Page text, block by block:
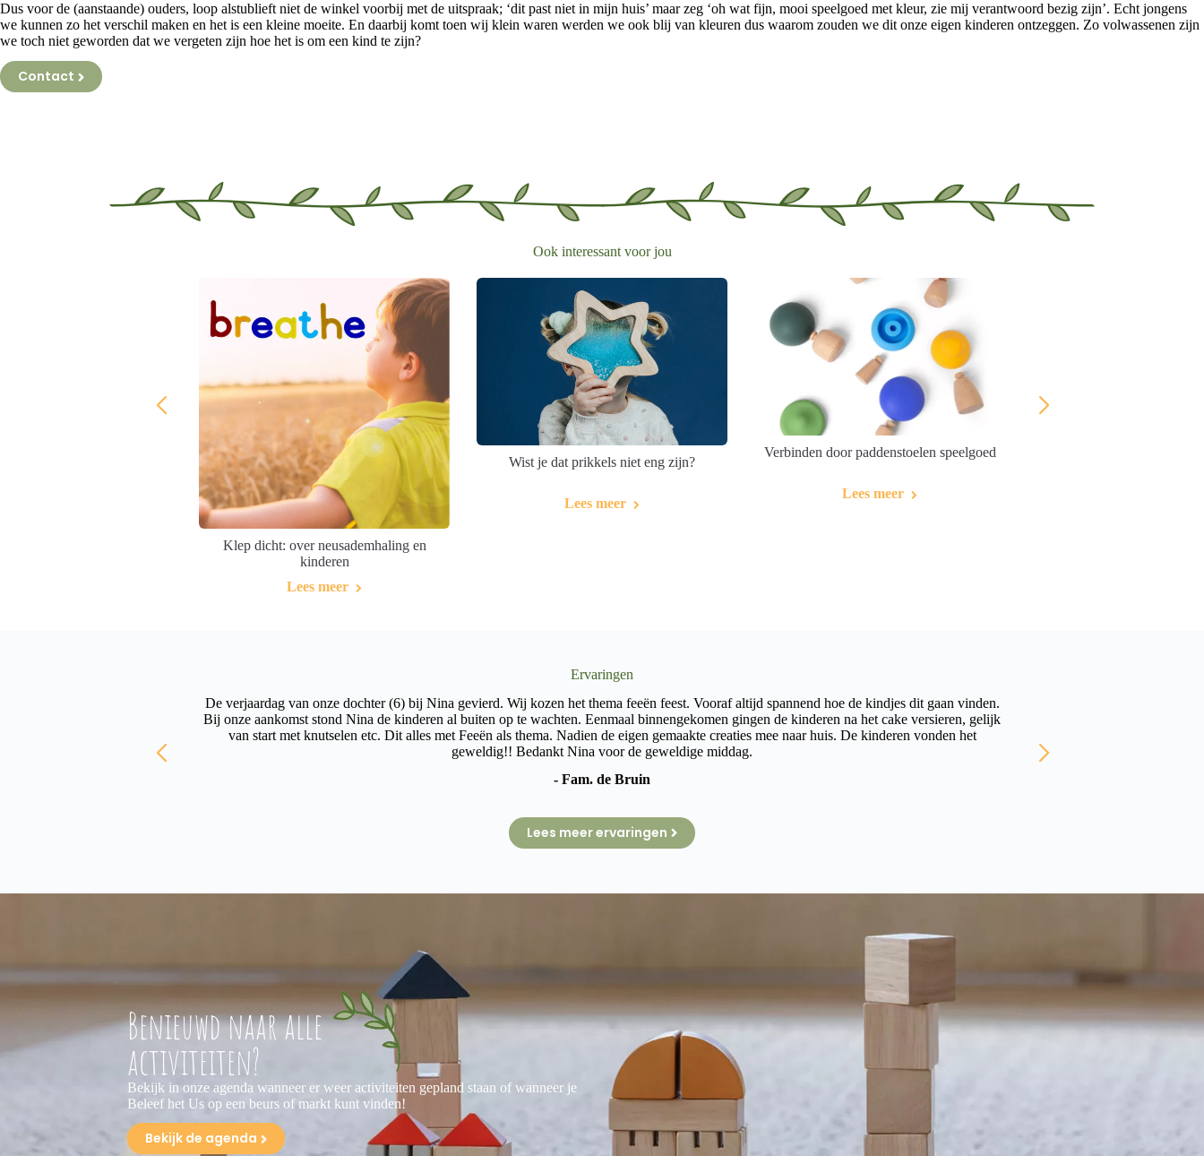
Dus voor de (aanstaande) ouders, loop alstublieft niet de winkel voorbij met de uitspraak; ‘dit past niet in mijn huis’ maar zeg ‘oh wat fijn, mooi speelgoed met kleur, zie mij verantwoord bezig zijn’. Echt jongens
we kunnen zo het verschil maken en het is een kleine moeite. En daarbij komt toen wij klein waren werden we ook blij van kleuren dus waarom zouden we dit onze eigen kinderen ontzeggen. Zo volwassenen zijn
we toch niet geworden dat we vergeten zijn hoe het is om een kind te zijn?
Contact
Ook interessant voor jou
Klep dicht: over neusademhaling en
kinderen
Lees meer
Wist je dat prikkels niet eng zijn?
Lees meer
Verbinden door paddenstoelen speelgoed
Lees meer
Ervaringen
kinderworkshop
De verjaardag van onze dochter (6) bij Nina gevierd. Wij kozen het thema feeën feest. Vooraf altijd spannend hoe de kindjes dit gaan vinden.
Bij onze aankomst stond Nina de kinderen al buiten op te wachten. Eenmaal binnengekomen gingen de kinderen na het cake versieren, gelijk
van start met knutselen etc. Dit alles met Feeën als thema. Nadien de eigen gemaakte creaties mee naar huis. De kinderen vonden het
geweldig!! Bedankt Nina voor de geweldige middag.
- Fam. de Bruin
Lees meer ervaringen
Benieuwd naar alle
activiteiten?
Bekijk in onze agenda wanneer er weer activiteiten gepland staan of wanneer je
Beleef het Us op een beurs of markt kunt vinden!
Bekijk de agenda